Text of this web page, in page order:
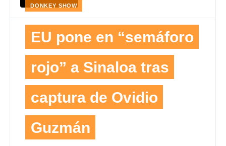
DONKEY SHOW
EU pone en “semáforo
rojo” a Sinaloa tras
captura de Ovidio
Guzmán